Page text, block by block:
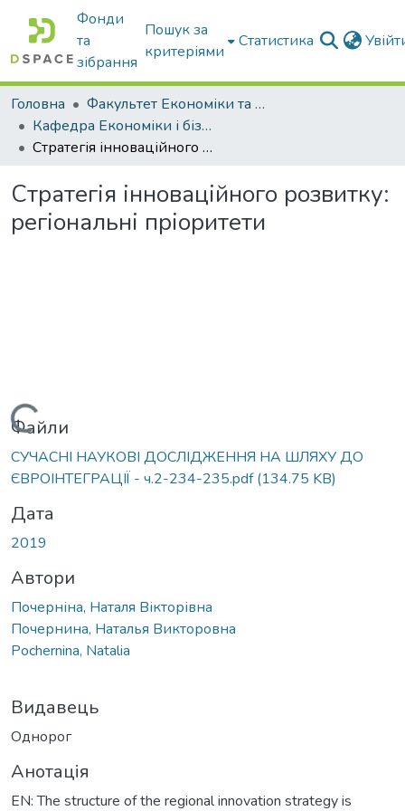
Фонди
та
зібрання
Пошук за
критеріями
Статистика
Головна
Факультет Економіки та бізнесу
Кафедра Економіки і бізнесу
Стратегія інноваційного розвитку: регіональні пріоритети
Стратегія інноваційного розвитку:
регіональні пріоритети
Вантажиться...
Файли
СУЧАСНІ НАУКОВІ ДОСЛІДЖЕННЯ НА ШЛЯХУ ДО
ЄВРОІНТЕГРАЦІЇ - ч.2-234-235.pdf(134.75 KB)
Дата
2019
Автори
Почерніна, Наталя Вікторівна
Почернина, Наталья Викторовна
Pochernina, Natalia
Видавець
Однорог
Анотація
EN: The structure of the regional innovation strategy is